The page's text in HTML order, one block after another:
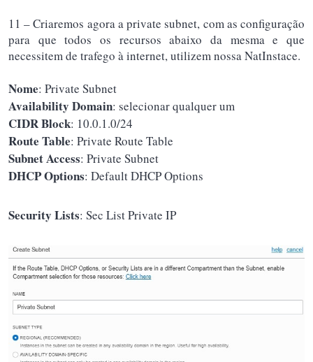
11 – Criaremos agora a private subnet, com as configuração
para que todos os recursos abaixo da mesma e que
necessitem de trafego à internet, utilizem nossa NatInstace.
Nome: Private Subnet
Availability Domain: selecionar qualquer um
CIDR Block: 10.0.1.0/24
Route Table: Private Route Table
Subnet Access: Private Subnet
DHCP Options: Default DHCP Options
Security Lists: Sec List Private IP